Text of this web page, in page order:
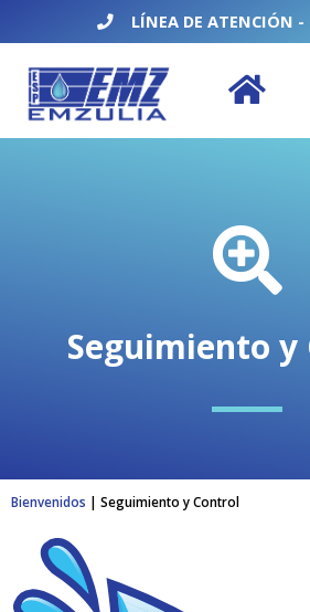
al
contenido
LÍNEA DE ATENCIÓN -
Seguimiento y
Bienvenidos Seguimiento y Control